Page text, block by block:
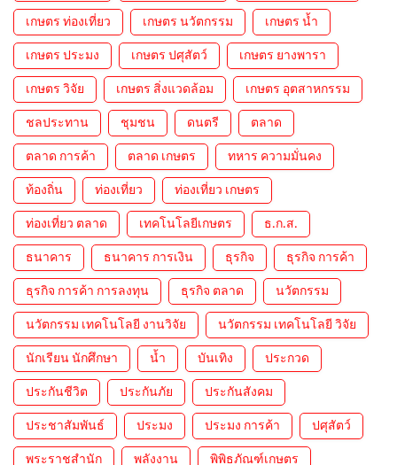
เกษตร ท่องเที่ยว เกษตร นวัตกรรม เกษตร น้ำ
เกษตร ประมง เกษตร ปศุสัตว์ เกษตร ยางพารา
เกษตร วิจัย เกษตร สิ่งแวดล้อม เกษตร อุตสาหกรรม
ชลประทาน ชุมชน ดนตรี ตลาด
ตลาด การค้า ตลาด เกษตร ทหาร ความมั่นคง
ท้องถิ่น ท่องเที่ยว ท่องเที่ยว เกษตร
ท่องเที่ยว ตลาด เทคโนโลยีเกษตร ธ.ก.ส.
ธนาคาร ธนาคาร การเงิน ธุรกิจ ธุรกิจ การค้า
ธุรกิจ การค้า การลงทุน ธุรกิจ ตลาด นวัตกรรม
นวัตกรรม เทคโนโลยี งานวิจัย นวัตกรรม เทคโนโลยี วิจัย
นักเรียน นักศึกษา น้ำ บันเทิง ประกวด
ประกันชีวิต ประกันภัย ประกันสังคม
ประชาสัมพันธ์ ประมง ประมง การค้า ปศุสัตว์
พระราชสำนัก พลังงาน พิพิธภัณฑ์เกษตร